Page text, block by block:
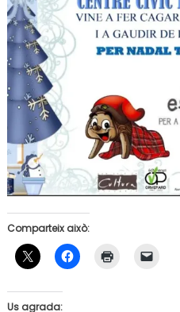
Comparteix això:
Us agrada: